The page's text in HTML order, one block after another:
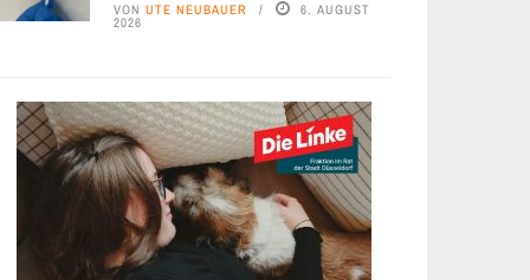
VON UTE NEUBAUER 6. AUGUST
2026